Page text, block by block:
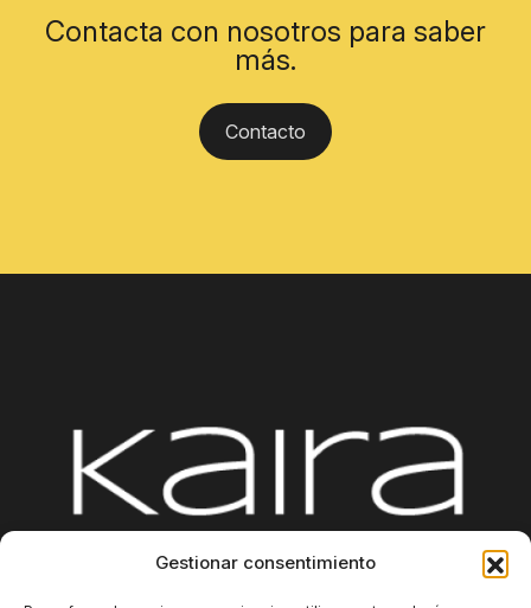
Gestionar consentimiento
Contacta con nosotros para saber
más.
Contacto